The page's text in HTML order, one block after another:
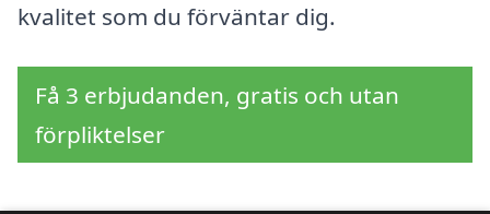
kvalitet som du förväntar dig.
Få 3 erbjudanden, gratis och utan
förpliktelser